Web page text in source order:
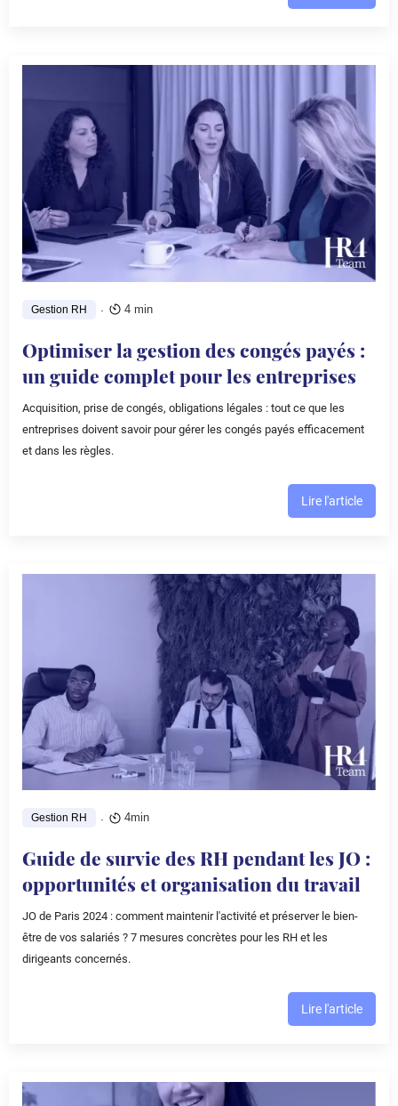
Gestion RH 4 min
Optimiser la gestion des congés payés :
un guide complet pour les entreprises
Acquisition, prise de congés, obligations légales : tout ce que les
entreprises doivent savoir pour gérer les congés payés efficacement
et dans les règles.
Lire l'article
Gestion RH 4min
Guide de survie des RH pendant les JO :
opportunités et organisation du travail
JO de Paris 2024 : comment maintenir l'activité et préserver le bien-
être de vos salariés ? 7 mesures concrètes pour les RH et les
dirigeants concernés.
Lire l'article